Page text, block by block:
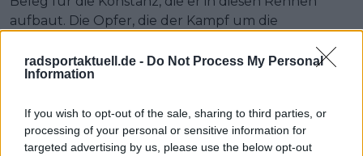
radsportaktuell.de - Do Not Process My Personal
Information
If you wish to opt-out of the sale, sharing to third parties, or
processing of your personal or sensitive information for
targeted advertising by us, please use the below opt-out
aufbaut. Die Opfer, die der Kampf um die
Mit einem Lachen lieferte Arensman ein
anschauliches Beispiel: „Wenn deine Teamkollegen
nächste Woche hole ich das nach!“, witzelte er.